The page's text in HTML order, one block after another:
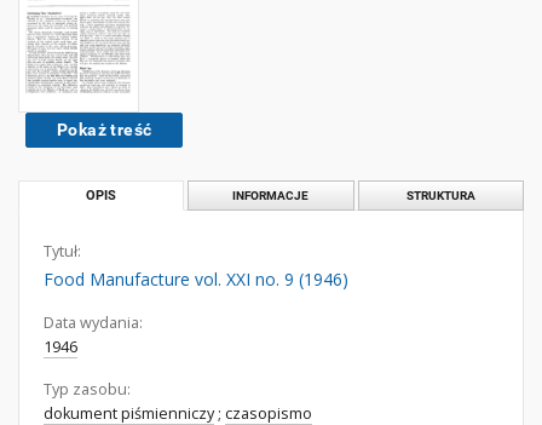
Pokaż treść
OPIS INFORMACJE STRUKTURA
Tytuł:
Food Manufacture vol. XXI no. 9 (1946)
Data wydania:
1946
Typ zasobu:
dokument piśmienniczy; czasopismo